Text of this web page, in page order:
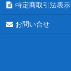
特定商取引法表示
お問い合せ